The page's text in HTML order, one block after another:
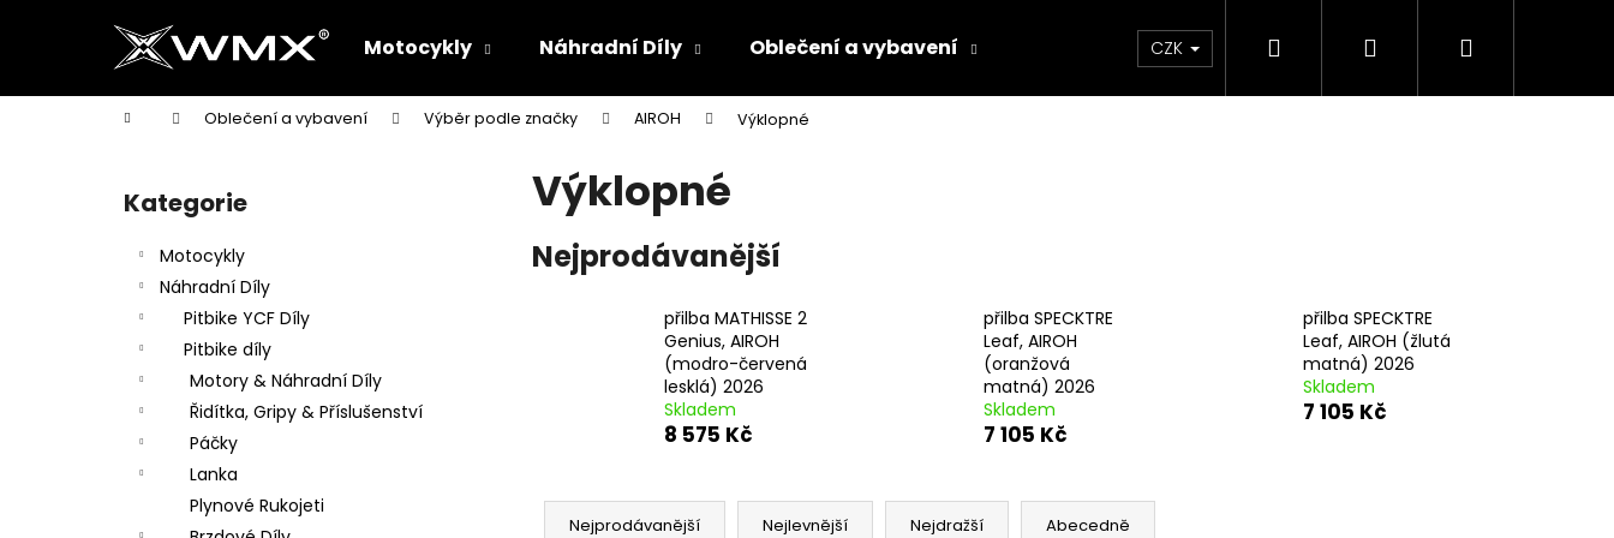
Motocykly Náhradní Díly Oblečení a vybavení Oleje & Maziva Příslušenství Dárkové
CZK Hledat PřihlášeníNákupní
Domů Oblečení a vybavení Výběr podle značky AIROH Výklopné
Přeskočit
kategorie
Kategorie
Motocykly
Náhradní Díly
Pitbike YCF Díly
Pitbike díly
Motory & Náhradní Díly
Řidítka, Gripy & Příslušenství
Páčky
Lanka
Plynové Rukojeti
Výklopné
Nejprodávanější
přilba MATHISSE 2
Genius, AIROH
(modro-červená
lesklá) 2026
Skladem
8 575 Kč
přilba SPECKTRE
Leaf, AIROH
(oranžová
matná) 2026
Skladem
7 105 Kč
přilba SPECKTRE
Leaf, AIROH (žlutá
matná) 2026
Skladem
7 105 Kč
Ř
Nejprodávanější Nejlevnější Nejdražší Abecedně
í
Zpět
do
Zpět
do
Co potřebujete najít?
Doporučujeme